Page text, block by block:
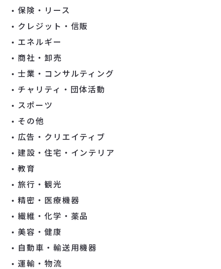
保険・リース
クレジット・信販
エネルギー
商社・卸売
士業・コンサルティング
チャリティ・団体活動
スポーツ
その他
広告・クリエイティブ
建設・住宅・インテリア
教育
旅行・観光
精密・医療機器
繊維・化学・薬品
美容・健康
自動車・輸送用機器
運輸・物流